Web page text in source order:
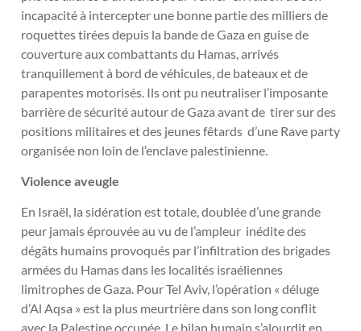
incapacité à intercepter une bonne partie des milliers de
roquettes tirées depuis la bande de Gaza en guise de
couverture aux combattants du Hamas, arrivés
tranquillement à bord de véhicules, de bateaux et de
parapentes motorisés. Ils ont pu neutraliser l’imposante
barrière de sécurité autour de Gaza avant de tirer sur des
positions militaires et des jeunes fêtards d’une Rave party
organisée non loin de l’enclave palestinienne.
Violence aveugle
En Israël, la sidération est totale, doublée d’une grande
peur jamais éprouvée au vu de l’ampleur inédite des
dégâts humains provoqués par l’infiltration des brigades
armées du Hamas dans les localités israéliennes
limitrophes de Gaza. Pour Tel Aviv, l’opération « déluge
d’Al Aqsa » est la plus meurtrière dans son long conflit
avec la Palestine occupée. Le bilan humain s’alourdit en